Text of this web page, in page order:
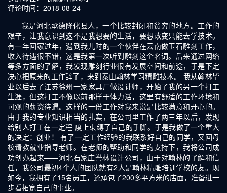
评论时间：2018-08-24
我是河北承德隆化县人，一个比较封闭和贫穷的地方。工作的
艰辛，让我意识到这不是我想要的生活，要想改变只能去学技术。
有一年回家过年，遇到我儿时的一个伙伴在云南做玉石雕刻工作，
收入待遇很不错，这是我第一次听到雕刻这个名词。后来通过网络
等多方面的了解，我发现雕刻行业很有发展空间和前途，于是下定
决心把原来的工作辞了，来到泰山翰林学习精雕技术。 我从翰林毕
业以后去了江苏徐州一家家具厂做设计师，开始了我的另一个打工
生涯，但这打工不像以前那样干体力活，这里有舒适的工作环境和
可观的薪资待遇。这样的一份工作对我来说是比较满意和开心的。
由于我的专业知识相当的扎实，在公司里工作了两三年以后，发现
给别人打工在一定程 度上束缚了自己的手脚。于是我做了一个重大
的决定：创业！ 有了一定工作经验的我联系好自己的同学，又回母
校请教就业指导老师。在老师的帮助和同学的支持下，我将公司成
功创办起来——河北石家庄誉林设计公司，由于对翰林的了解和信
任，我公司最初4个人的团队就有2人是翰林精雕培训学校的友。现
如今，我拥有了15名员工，还承包了200多平方米的店面，准备进一
步看拓宽自己的事业。